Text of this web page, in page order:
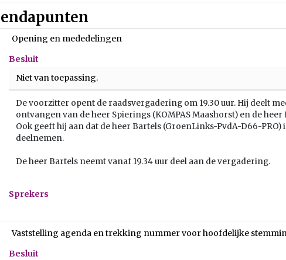
Opening en mededelingen
Besluit
Niet van toepassing.
De voorzitter opent de raadsvergadering om 19.30 uur. Hij deelt
ontvangen van de heer Spierings (KOMPAS Maashorst) en de
Ook geeft hij aan dat de heer Bartels (GroenLinks-PvdA-D66-
deelnemen.
De heer Bartels neemt vanaf 19.34 uur deel aan de vergadering.
Sprekers
Vaststelling agenda en trekking nummer voor hoofdelijke
Besluit